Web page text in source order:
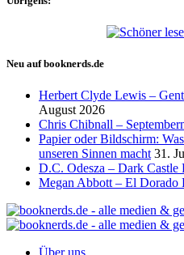
Neu auf booknerds.de
Herbert Clyde Lewis –
August 2026
Chris Chibnall –
Papier oder Bildschirm:
unseren Sinnen macht 31.
D.C. Odesza – Dark Castle
Megan Abbott – El Dorado